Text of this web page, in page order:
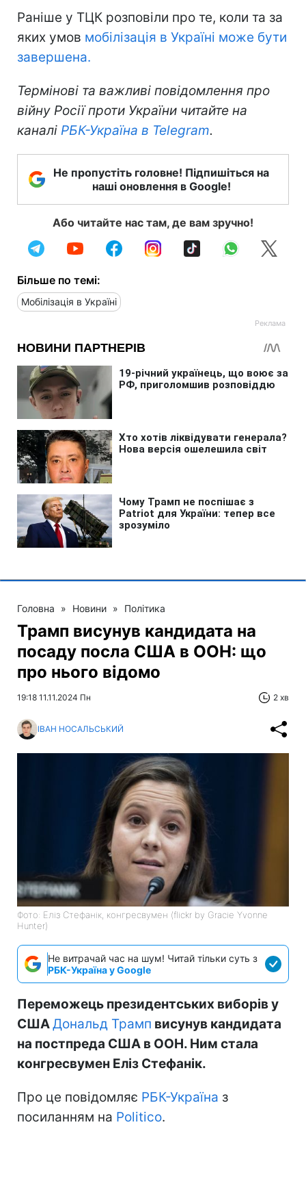
Раніше у ТЦК розповіли про те, коли та за
яких умов мобілізація в Україні може бути
завершена.
Термінові та важливі повідомлення про
війну Росії проти України читайте на
каналі РБК-Україна в Telegram.
Не пропустіть головне! Підпишіться на
наші оновлення в Google!
Або читайте нас там, де вам зручно!
Більше по темі:
Мобілізація в Україні
Головна » Новини » Політика
Трамп висунув кандидата на
посаду посла США в ООН: що
про нього відомо
19:18 11.11.2024 Пн 2 хв
ІВАН НОСАЛЬСЬКИЙ
Фото: Еліз Стефанік, конгресвумен (flickr by Gracie Yvonne
Hunter)
Не витрачай час на шум! Читай тільки суть з
РБК-Україна у Google
Переможець президентських виборів у
СШАДональд Трамп висунув кандидата
на постпреда США в ООН. Ним стала
конгресвумен Еліз Стефанік.
Про це повідомляє РБК-Україна з
посиланням на Politico.